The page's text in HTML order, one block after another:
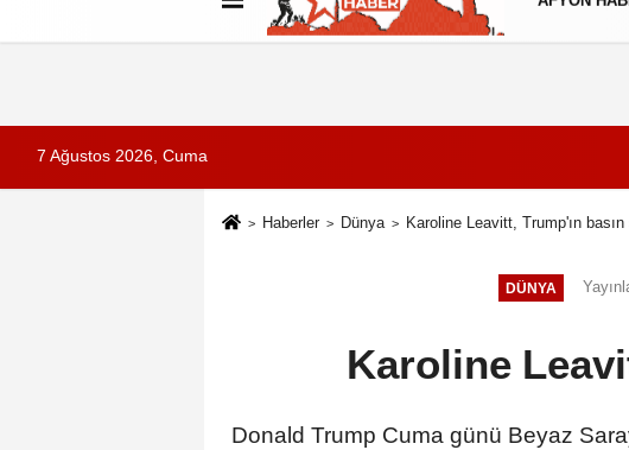
Künye İletişim Çerez Politikası
7 Ağustos 2026, Cuma
Haberler Dünya Karoline Leavitt, Trump'ın
DÜNYA
Karoline
Donald Trump Cuma günü Beyaz